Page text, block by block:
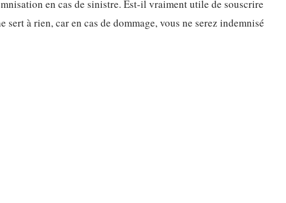
en cas de sinistre. Est-il vraiment utile de souscrire
à rien, car en cas de dommage, vous ne serez indemnisé